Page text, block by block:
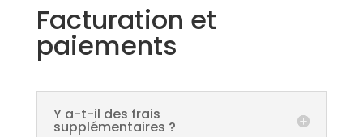
Facturation et
paiements
Y a-t-il des frais
supplémentaires ?